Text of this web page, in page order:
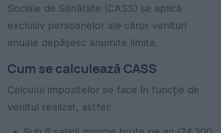
Sociale de Sănătate (CASS) se aplică
exclusiv persoanelor ale căror venituri
anuale depășesc anumite limite.
Cum se calculează CASS
Calculul impozitelor se face în funcție de
venitul realizat, astfel: